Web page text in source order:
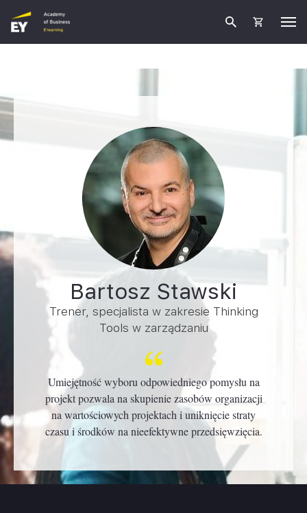
Bartosz Stawski
Trener, specjalista w zakresie Thinking
Tools w zarządzaniu
Umiejętność wyboru odpowiedniego pomysłu na
projekt pozwala na skupienie zasobów organizacji
na wartościowych projektach i uniknięcie straty
czasu i środków na nieefektywne przedsięwzięcia.